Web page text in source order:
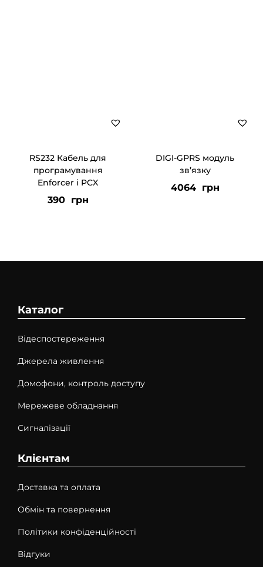
RS232 Кабель для
програмування
Enforcer і PCX
390 грн
DIGI-GPRS модуль
зв’язку
4064 грн
Каталог
Відеспостереження
Джерела живлення
Домофони, контроль доступу
Мережеве обладнання
Сигналізації
Клієнтам
Доставка та оплата
Обмін та повернення
Політики конфіденційності
Відгуки